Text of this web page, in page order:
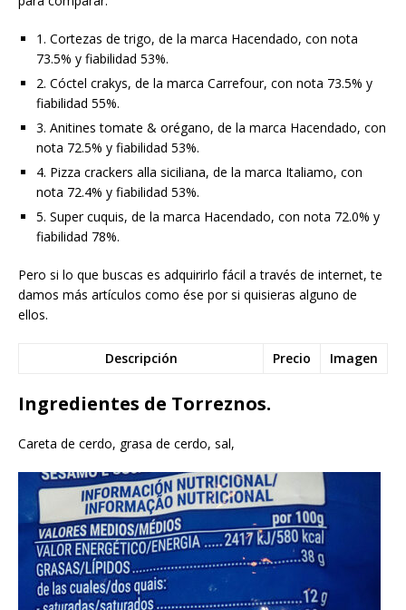
1. Cortezas de trigo, de la marca Hacendado, con nota
73.5% y fiabilidad 53%.
2. Cóctel crakys, de la marca Carrefour, con nota 73.5% y
fiabilidad 55%.
3. Anitines tomate & orégano, de la marca Hacendado, con
nota 72.5% y fiabilidad 53%.
4. Pizza crackers alla siciliana, de la marca Italiamo, con
nota 72.4% y fiabilidad 53%.
5. Super cuquis, de la marca Hacendado, con nota 72.0% y
fiabilidad 78%.
Pero si lo que buscas es adquirirlo fácil a través de internet, te
damos más artículos como ése por si quisieras alguno de
ellos.
Descripción Precio Imagen
Ingredientes de Torreznos.
Careta de cerdo, grasa de cerdo, sal,